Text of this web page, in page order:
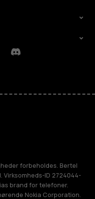
Discord
forbeholdes. Bertel
Virksomheds-ID 2724044-
brand for telefoner.
Nokia Corporation.